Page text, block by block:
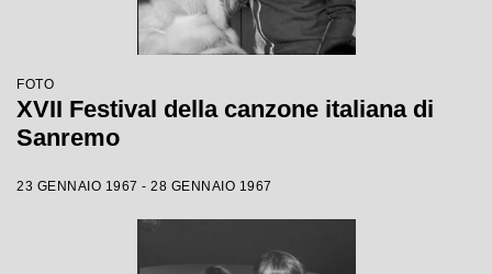
FOTO
XVII Festival della canzone italiana di
Sanremo
23 GENNAIO 1967 - 28 GENNAIO 1967